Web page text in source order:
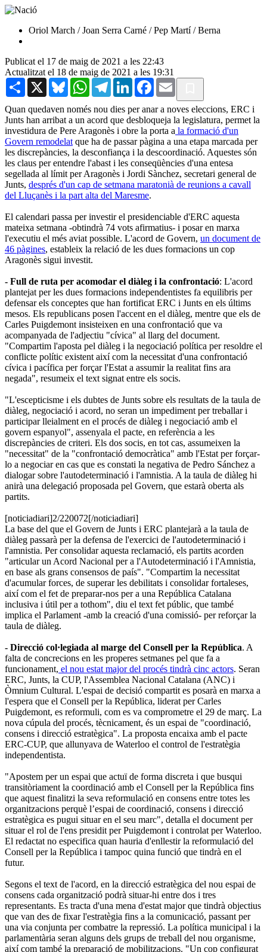
Oriol March / Joan Serra Carné / Pep Martí / Berna
Publicat el 17 de maig de 2021 a les 22:43
Actualitzat el 18 de maig de 2021 a les 19:31
Share X BlueskyWhatsAppTelegramLinkedInFacebook
Email
Quan quedaven només nou dies per anar a noves eleccions, ERC i
Junts han arribat a un acord que desbloqueja la legislatura, permet la
investidura de Pere Aragonès i obre la porta a la formació d'un
Govern remodelat que ha de passar pàgina a una etapa marcada per
les discrepàncies, la desconfiança i la descoordinació. Aquestes són
les claus per entendre l'abast i les conseqüències d'una entesa
segellada al límit per Aragonès i Jordi Sànchez, secretari general de
Junts, després d'un cap de setmana maratonià de reunions a cavall
del Lluçanès i la part alta del Maresme.
El calendari passa per investir el presidenciable d'ERC aquesta
mateixa setmana -obtindrà 74 vots afirmatius- i posar en marxa
l'executiu el més aviat possible. L'acord de Govern, un document de
46 pàgines, estableix la relació de les dues formacions un cop
Aragonès sigui investit.
- Full de ruta per acomodar el diàleg i la confrontació: L'acord
plantejat per les dues formacions independentistes fa equilibris per
defensar els conceptes que han fortificat ERC i Junts en els últims
mesos. Els republicans posen l'accent en el diàleg, mentre que els de
Carles Puigdemont insisteixen en una confrontació que va
acompanyada de l'adjectiu "cívica" al llarg del document.
"Compartim l'aposta pel diàleg i la negociació política per resoldre el
conflicte polític existent així com la necessitat d'una confrontació
cívica i pacífica per forçar l'Estat a assumir la realitat fins ara
negada", resumeix el text signat entre els socis.
"L'escepticisme i els dubtes de Junts sobre els resultats de la taula de
diàleg, negociació i acord, no seran un impediment per treballar i
participar lleialment en el procés de diàleg i negociació amb el
govern espanyol", assenyala el pacte, en referència a les
discrepàncies de criteri. Els dos socis, en tot cas, assumeixen la
"necessitat" de la "confrontació democràtica" amb l'Estat per forçar-
lo a negociar en cas que es constati la negativa de Pedro Sánchez a
dialogar sobre l'autodeterminació i l'amnistia. A la taula de diàleg hi
anirà una delegació proposada pel Govern, que estarà oberta als
partits.
[noticiadiari]2/220072[/noticiadiari]
La base del que el Govern de Junts i ERC plantejarà a la taula de
diàleg passarà per la defensa de l'exercici de l'autodeterminació i
l'amnistia. Per consolidar aquesta reclamació, els partits acorden
"articular un Acord Nacional per a l'Autodeterminació i l'Amnistia,
en base als grans consensos de país". "Compartim la necessitat
d'acumular forces, de superar les debilitats i consolidar fortaleses,
així com el fet de preparar-nos per a una República Catalana
inclusiva i útil per a tothom", diu el text fet públic, que també
implica el Parlament -amb la creació d'una comissió- per reforçar la
taula de diàleg.
- Direcció col·legiada al marge del Consell per la República. A
falta de concrecions en les properes setmanes pel que fa a
funcionament, el nou estat major del procés tindrà cinc actors. Seran
ERC, Junts, la CUP, l'Assemblea Nacional Catalana (ANC) i
Òmnium Cultural. L'espai de decisió compartit es posarà en marxa a
l'espera que el Consell per la República, liderat per Carles
Puigdemont, es reformuli, com es va comprometre el 29 de març. La
nova cúpula del procés, tècnicament, és un espai de "coordinació,
consens i direcció estratègica". La proposta encaixa amb el pacte
ERC-CUP, que allunyava de Waterloo el control de l'estratègia
independentista.
"Apostem per un espai que actuï de forma discreta i que busqui
transitòriament la coordinació amb el Consell per la República fins
que aquest finalitzi la seva reformulació en consens entre totes les
organitzacions perquè l’espai de coordinació, consens i direcció
estratègica es pugui situar en el seu marc", detalla el document per
situar el rol de l'ens presidit per Puigdemont i controlat per Waterloo.
El redactat no especifica quan hauria d'enllestir la reformulació del
Consell per la República i tampoc quina funció que tindrà en el
futur.
Segons el text de l'acord, en la direcció estratègica del nou espai de
consens cada organització podrà situar-hi entre dos i tres
representants. Es tracta d'una mena d'estat major que tindrà objectius
que van des de fixar l'estratègia fins a la comunicació, passant per
una via conjunta per combatre la repressió. La política municipal i la
parlamentària seran alguns dels grups de treball del nou organisme,
així com també la preparació de mobilitzacions. "Un cop configurat